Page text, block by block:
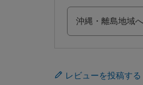
レビューを投稿する